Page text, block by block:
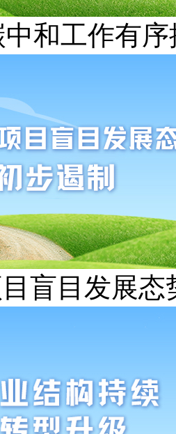
和工作有序
目盲目发展